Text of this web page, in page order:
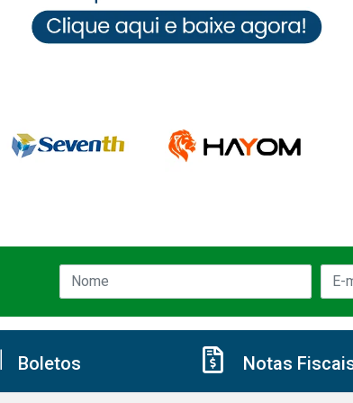
Boletos Notas